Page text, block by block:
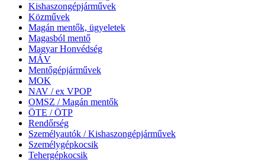
Kishaszongépjárművek
Közművek
Magán mentők, ügyeletek
Magasból mentő
Magyar Honvédség
MÁV
Mentőgépjárművek
MOK
NAV / ex VPOP
OMSZ / Magán mentők
ÖTE / ÖTP
Rendőrség
Személyautók / Kishaszongépjárművek
Személygépkocsik
Tehergépkocsik